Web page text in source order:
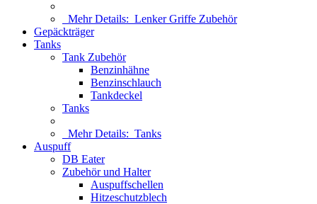
Mehr Details: Lenker Griffe Zubehör
Gepäckträger
Tanks
Tank Zubehör
Benzinhähne
Benzinschlauch
Tankdeckel
Tanks
Mehr Details: Tanks
Auspuff
DB Eater
Zubehör und Halter
Auspuffschellen
Hitzeschutzblech